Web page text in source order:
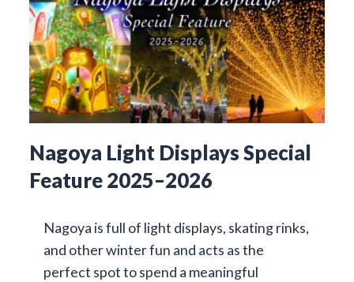
Nagoya Light Displays Special
Feature 2025–2026
Nagoya is full of light displays, skating rinks,
and other winter fun and acts as the
perfect spot to spend a meaningful